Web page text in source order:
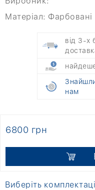
Матеріал: Фарбовані
від 3-х
нам
6800 грн
Виберіть